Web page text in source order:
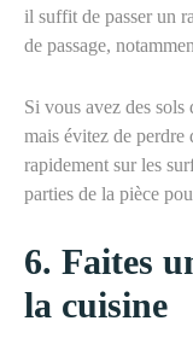
il suffit de passer un
de passage,
Si vous avez des
mais évitez de perdre
rapidement sur les
parties de la pièce
6. Faites
la cuisine